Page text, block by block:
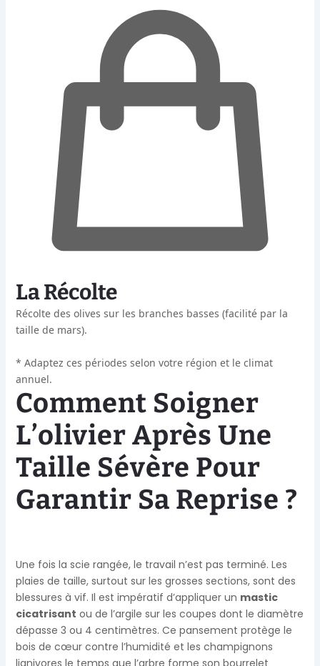
La Récolte
Récolte des olives sur les branches basses (facilité par la
taille de mars).
* Adaptez ces périodes selon votre région et le climat
annuel.
Comment Soigner
L’olivier Après Une
Taille Sévère Pour
Garantir Sa Reprise ?
Une fois la scie rangée, le travail n’est pas terminé. Les
plaies de taille, surtout sur les grosses sections, sont des
blessures à vif. Il est impératif d’appliquer un mastic
cicatrisant ou de l’argile sur les coupes dont le diamètre
dépasse 3 ou 4 centimètres. Ce pansement protège le
bois de cœur contre l’humidité et les champignons
lignivores le temps que l’arbre forme son bourrelet